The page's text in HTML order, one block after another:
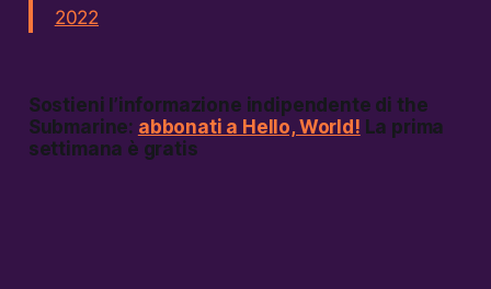
2022
Sostieni l’informazione indipendente di the
Submarine: abbonati a Hello, World! La prima
settimana è gratis